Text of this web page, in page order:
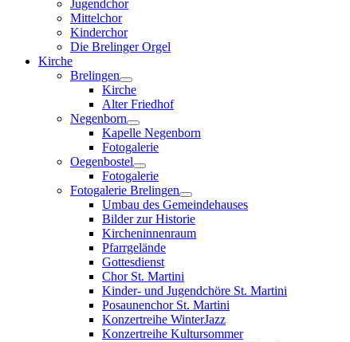
Jugendchor
Mittelchor
Kinderchor
Die Brelinger Orgel
Kirche
Brelingen
Kirche
Alter Friedhof
Negenborn
Kapelle Negenborn
Fotogalerie
Oegenbostel
Fotogalerie
Fotogalerie Brelingen
Umbau des Gemeindehauses
Bilder zur Historie
Kircheninnenraum
Pfarrgelände
Gottesdienst
Chor St. Martini
Kinder- und Jugendchöre St. Martini
Posaunenchor St. Martini
Konzertreihe WinterJazz
Konzertreihe Kultursommer